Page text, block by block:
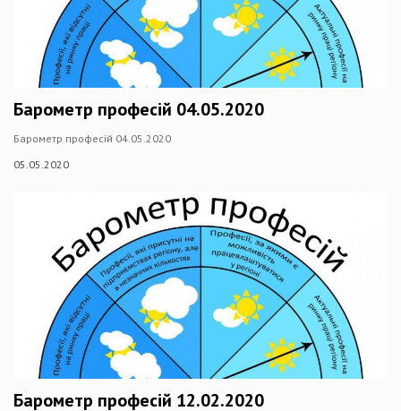
Барометр професій 04.05.2020
Барометр професій 04.05.2020
05.05.2020
Барометр професій 12.02.2020